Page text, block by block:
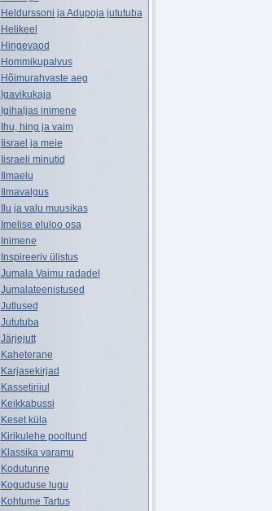
Heldurssoni ja Adupoja jututuba
Helikeel
Hingevaod
Hommikupalvus
Hõimurahvaste aeg
Igavikukaja
Igihaljas inimene
Ihu, hing ja vaim
Iisrael ja meie
Iisraeli minutid
Ilmaelu
Ilmavalgus
Ilu ja valu muusikas
Imelise eluloo osa
Inimene
Inspireeriv ülistus
Jumala Vaimu radadel
Jumalateenistused
Jutlused
Jututuba
Järjejutt
Kaheterane
Karjasekirjad
Kassetiriiul
Keikkabussi
Keset küla
Kirikulehe pooltund
Klassika varamu
Kodutunne
Koguduse lugu
Kohtume Tartus